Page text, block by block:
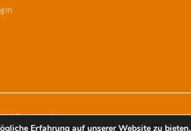
GmbH
Erfahrung auf unserer Website zu bieten.